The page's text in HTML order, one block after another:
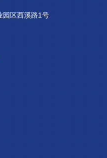
园区西溪路1号